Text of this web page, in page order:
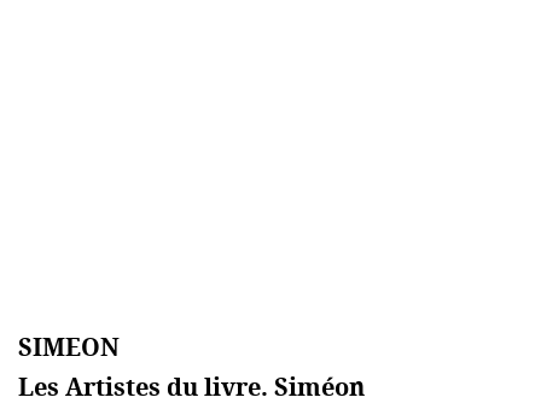
SIMEON
Les Artistes du livre. Siméon